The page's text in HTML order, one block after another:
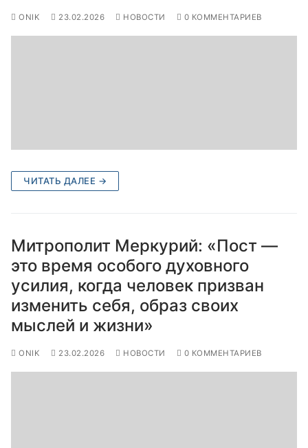
ONIK 23.02.2026 НОВОСТИ 0 КОММЕНТАРИЕВ
ЧИТАТЬ ДАЛЕЕ →
Митрополит Меркурий: «Пост —
это время особого духовного
усилия, когда человек призван
изменить себя, образ своих
мыслей и жизни»
ONIK 23.02.2026 НОВОСТИ 0 КОММЕНТАРИЕВ